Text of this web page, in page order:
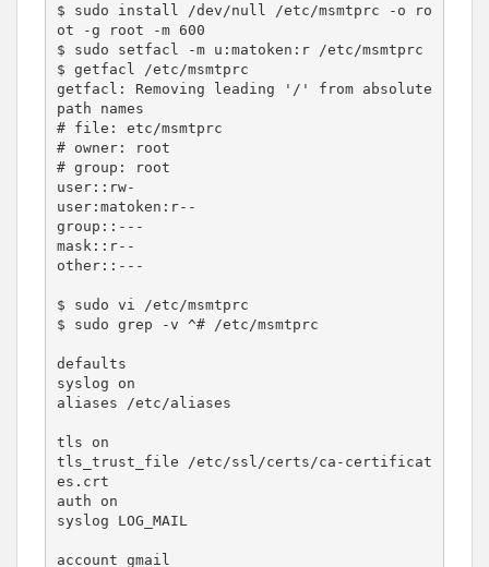
$ sudo install /dev/null /etc/msmtprc -o ro
ot -g root -m 600
$ sudo setfacl -m u:matoken:r /etc/msmtprc
$ getfacl /etc/msmtprc
getfacl: Removing leading '/' from absolute
path names
# file: etc/msmtprc
# owner: root
# group: root
user::rw-
user:matoken:r--
group::---
mask::r--
other::---
$ sudo vi /etc/msmtprc
$ sudo grep -v ^# /etc/msmtprc
defaults
syslog on
aliases /etc/aliases
tls on
tls_trust_file /etc/ssl/certs/ca-certificat
es.crt
auth on
syslog LOG_MAIL
account gmail